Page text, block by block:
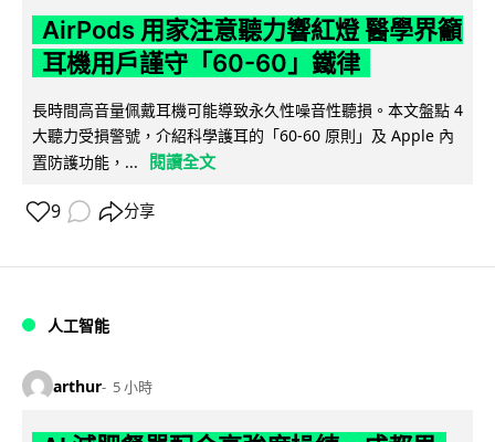
AirPods 用家注意聽力響紅燈 醫學界籲
耳機用戶謹守「60-60」鐵律
長時間高音量佩戴耳機可能導致永久性噪音性聽損。本文盤點 4
大聽力受損警號，介紹科學護耳的「60-60 原則」及 Apple 內
置防護功能，...
閱讀全文
9 分享
人工智能
arthur 5 小時